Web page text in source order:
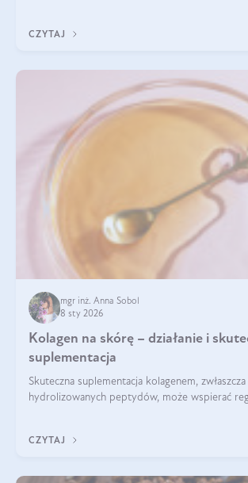
osłabienie włosów.
CZYTAJ
mgr inż. Anna Sobol
8 sty 2026
Kolagen na skórę – działanie i
suplementacja
Skuteczna suplementacja kolagenem,
hydrolizowanych peptydów, może wspierać
CZYTAJ